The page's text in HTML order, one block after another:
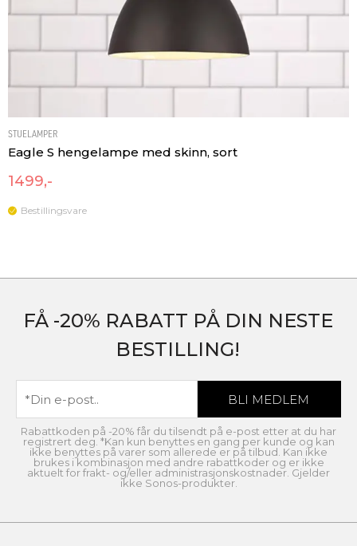
Lyskilde ikke inkludert
MONTERING / TILKOBLING
STUELAMPER
Eagle S hengelampe med skinn, sort
1499,-
Bestillingsvare
FÅ -20% RABATT PÅ DIN NESTE
BESTILLING!
Rabattkoden på -20% får du tilsendt på e-post etter at du har
registrert deg. *Kan kun benyttes en gang per kunde og kan
ikke benyttes på varer som allerede er på tilbud. Kan ikke
brukes i kombinasjon med andre rabattkoder og er ikke
aktuelt for frakt- og/eller administrasjonskostnader. Gjelder
ikke Sonos-produkter.